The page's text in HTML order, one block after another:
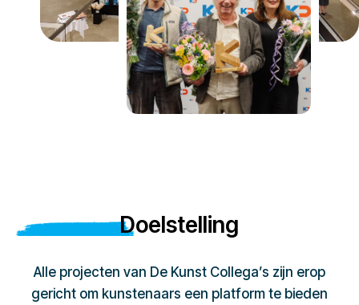
Doelstelling
Alle projecten van De Kunst Collega’s zijn erop
gericht om kunstenaars een platform te bieden